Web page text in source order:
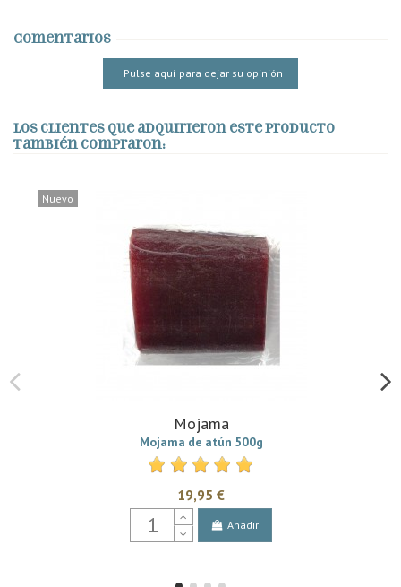
Comentarios
Pulse aquí para dejar su opinión
Los clientes que adquirieron este producto
también compraron:
Nuevo
Mojama
Mojama de atún 500g
19,95 €
Añadir